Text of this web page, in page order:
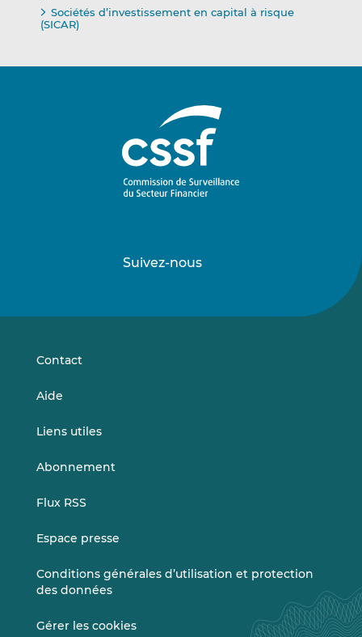
Sociétés d’investissement en capital à risque
(SICAR)
Suivez-nous
sursur
Contact
Aide
Liens utiles
Abonnement
Flux RSS
Espace presse
Conditions générales d’utilisation et protection
des données
Gérer les cookies